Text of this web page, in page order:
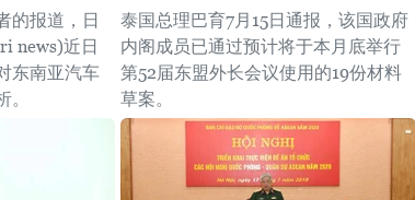
的报道，日
news)近日
东南亚汽车
泰国总理巴育7月15日通报，该国政府
内阁成员已通过预计将于本月底举行
第52届东盟外长会议使用的19份材料
草案。